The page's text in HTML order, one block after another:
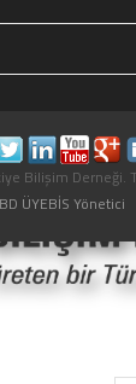
Bilişim Derneği.
ÜYEBİS Yönetici